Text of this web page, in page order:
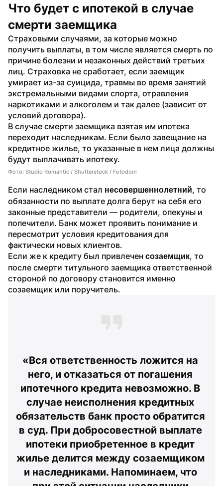
Что будет с ипотекой в случае
смерти заемщика
Страховыми случаями, за которые можно
получить выплаты, в том числе является смерть по
причине болезни и незаконных действий третьих
лиц. Страховка не сработает, если заемщик
умирает из-за суицида, травмы во время занятий
экстремальными видами спорта, отравления
наркотиками и алкоголем и так далее (зависит от
условий договора).
В случае смерти заемщика взятая им ипотека
переходит наследникам. Если было завещание на
кредитное жилье, то указанные в нем лица должны
будут выплачивать ипотеку.
Фото: Studio Romantic / Shutterstock / Fotodom
Если наследником стал несовершеннолетний, то
обязанности по выплате долга берут на себя его
законные представители — родители, опекуны и
попечители. Банк может проявить понимание и
пересмотрит условия кредитования для
фактически новых клиентов.
Если же к кредиту был привлечен созаемщик, то
после смерти титульного заемщика ответственной
стороной по договору становится именно
созаемщик или поручитель.
«Вся ответственность ложится на
него, и отказаться от погашения
ипотечного кредита невозможно. В
случае неисполнения кредитных
обязательств банк просто обратится
в суд. При добросовестной выплате
ипотеки приобретенное в кредит
жилье делится между созаемщиком
и наследниками. Напоминаем, что